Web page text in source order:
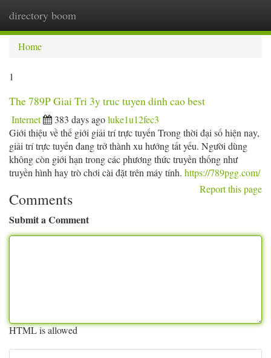
directory boom
Home
1
The 789P Giai Tri 3y truc tuyen dinh cao best
Internet 383 days agoluke1u12fec3
Giới thiệu về thế giới giải trí trực tuyến Trong thời đại số hiện nay,
giải trí trực tuyến đang trở thành xu hướng tất yếu. Người dùng
không còn giới hạn trong các phương thức truyền thống như
truyền hình hay trò chơi cài đặt trên máy tính. https://789pgg.com/
Report this page
Comments
Submit a Comment
HTML is allowed